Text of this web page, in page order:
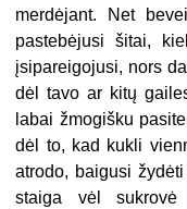
merdėjant. Net
pastebėjusi šitai,
įsipareigojusi, nors
dėl tavo ar kitų
labai žmogišku
dėl to, kad kukli
atrodo, baigusi
staiga vėl sukrovė